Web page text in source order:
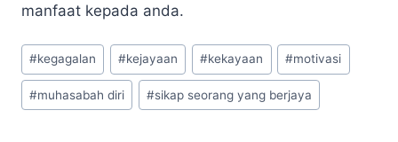
manfaat kepada anda.
#kegagalan #kejayaan #kekayaan #motivasi
#muhasabah diri #sikap seorang yang berjaya